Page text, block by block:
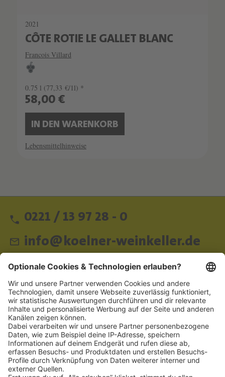
2021
CÔTE ROTIE LE GALLET BLANC
Francois Villard
0.75 l (77,33 €/1l) *
58,00 €
IN DEN WARENKORB
Lebensmittelhinweise
0221 / 13 97 28 - 0
info@koelner-weinkeller.de
Schnellzugriff
ZAHLUNGSMETHODEN
SOCIAL
NEWSLETTER